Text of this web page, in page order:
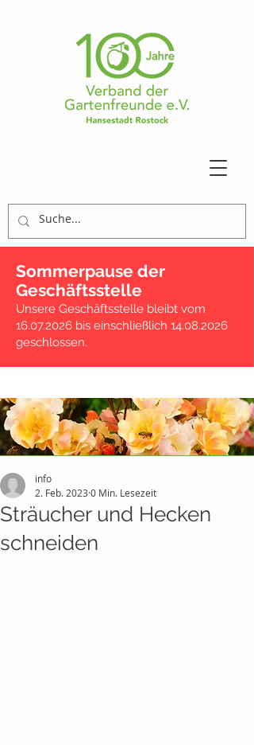
Sommerpause der
Geschäftsstelle
Unsere Geschäftsstelle bleibt vom
16.07.2026 bis einschließlich 14.08.2026
geschlossen.
Sträucher und Hecken
schneiden
info
2. Feb. 2023 0 Min. Lesezeit